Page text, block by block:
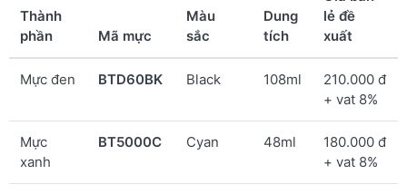
Thành
phần
Mã mực
Màu
sắc
Dung
tích
lẻ đề
xuất
Mực đen BTD60BK Black 108ml
210.000 đ
+ vat 8%
Mực
xanh
BT5000C Cyan 48ml
180.000 đ
+ vat 8%